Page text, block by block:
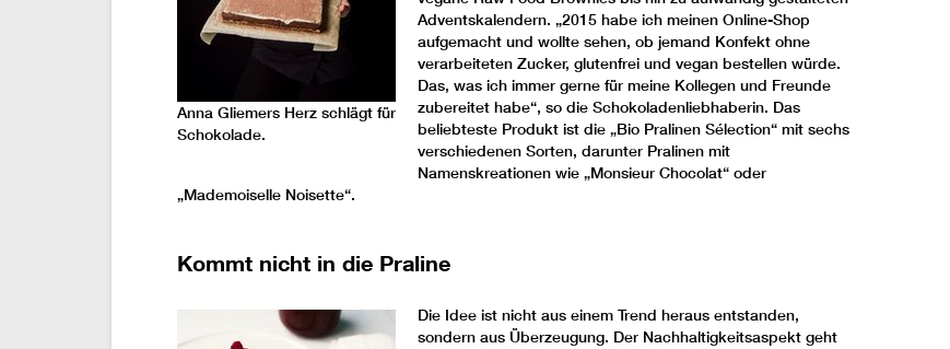
Anna Gliemers Herz schlägt für
Schokolade.
Adventskalendern. „2015 habe ich meinen Online-Shop
aufgemacht und wollte sehen, ob jemand Konfekt ohne
verarbeiteten Zucker, glutenfrei und vegan bestellen würde.
Das, was ich immer gerne für meine Kollegen und Freunde
zubereitet habe“, so die Schokoladenliebhaberin. Das
beliebteste Produkt ist die „Bio Pralinen Sélection“ mit sechs
verschiedenen Sorten, darunter Pralinen mit
Namenskreationen wie „Monsieur Chocolat“ oder
„Mademoiselle Noisette“.
Kommt nicht in die Praline
Die Idee ist nicht aus einem Trend heraus entstanden,
sondern aus Überzeugung. Der Nachhaltigkeitsaspekt geht